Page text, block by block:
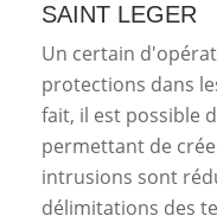
SAINT LEGER
Un certain
protections dans
fait, il est possible
permettant de
intrusions sont
délimitations des